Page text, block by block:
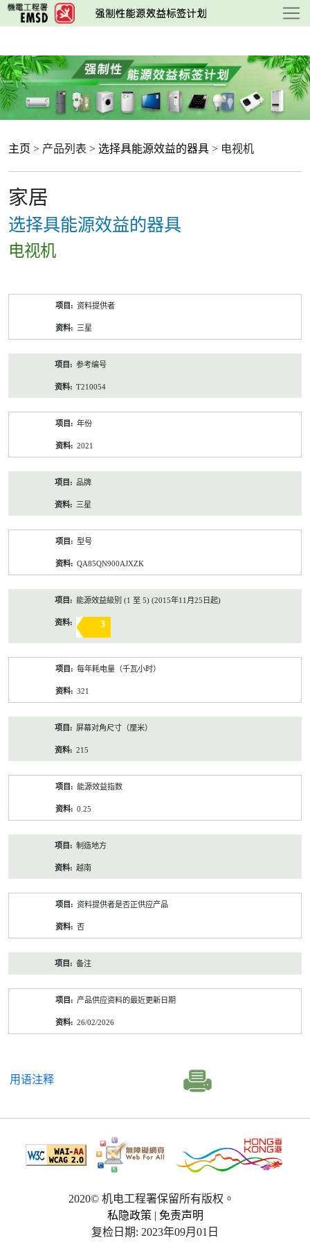
跳
至
要
内
容
主页 > 产品列表 > 选择具能源效益的器具 > 电视机
家居
选择具能源效益的器具
电视机
资料提供者
三星
参考编号
T210054
年份
2021
品牌
三星
型号
QA85QN900AJXZK
能源效益級別 (1 至 5) (2015年11月25日起)
3
每年耗电量（千瓦小时）
321
屏幕对角尺寸（厘米）
215
能源效益指数
0.25
制造地方
越南
资料提供者是否正供应产品
否
备注
产品供应资料的最近更新日期
26/02/2026
用语注释
2020© 机电工程署保留所有版权。
私隐政策 | 免责声明
复检日期: 2023年09月01日